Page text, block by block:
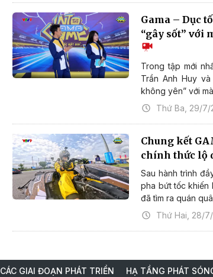
Gama – Dục
“gây sốt” với
Trong tập mới
Trần Anh Huy
không yên” với
Thứ Ba, 29/7/
Chung kết
chính thức lộ
Sau hành trình
pha bứt tốc khiến
đã tìm ra quán
Thứ Hai, 28/
CÁC GIAI ĐOẠN PHÁT TRIỂN HẠ TẦNG PHÁT